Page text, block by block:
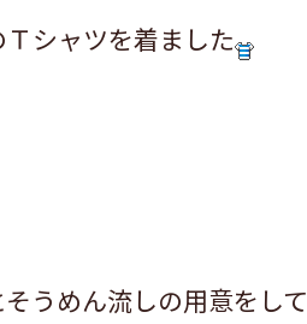
シャツを着ました
うめん流しの用意をして